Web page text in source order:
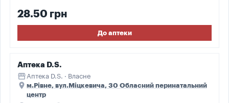
28.50 грн
До аптеки
Аптека D.S.
storefront Аптека D.S. · Власне
place м.Рівне, вул.Міцкевича, 30 Обласний перинатальний
центр